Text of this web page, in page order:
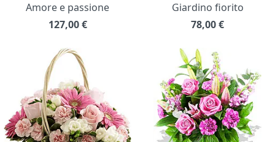
Amore e passione
127,00 €
Giardino fiorito
78,00€